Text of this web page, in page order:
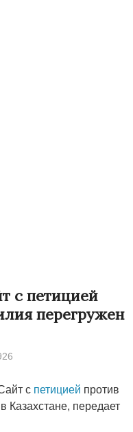
с петицией
перегружен
с петицией против
Казахстане, передает